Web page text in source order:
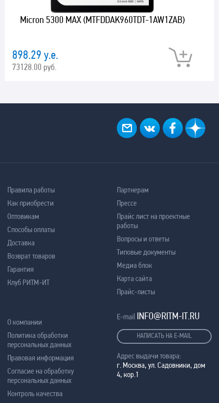
Micron 5300 MAX (MTFDDAK960TDT-1AW1ZAB)
898.29 у.е.
73128.00 руб.
Правила работы
Как приобрести
Оптовикам
Способы оплаты
Доставка
Возврат товаров
Гарантия
Клуб РИТМ-ИТ
Партнерам
Прессе
Прайс лист на проектные
работы
Вопросы и ответы
Типовые документы
Медиа блок
Карта сайта
Прайс-листы
О компании
Политика обработки
персональных данных
Правовая информация
Согласие на обработку
персональных данных
Контроль качества
E-mail INFO@RITM-IT.RU
НАПИСАТЬ НА E-MAIL
Адрес выдачи товара:
г. Москва, ул. Садовники, дом
4, кор.1